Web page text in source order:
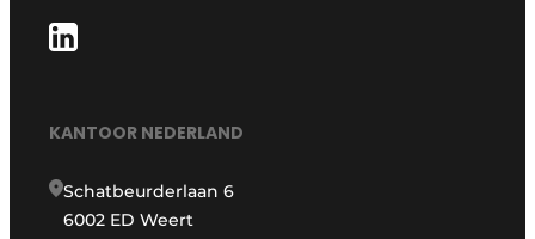
KANTOOR NEDERLAND
Schatbeurderlaan 6
6002 ED Weert